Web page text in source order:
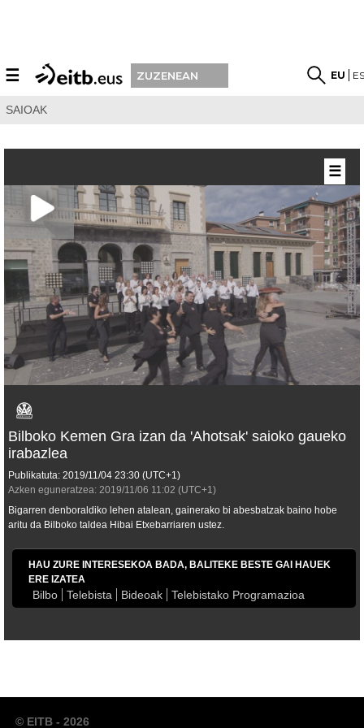
☰ ZUZENEAN EU
SAIOAK
Bilboko Kemen Gra izan da 'Ahotsak' saioko gaueko
irabazlea
Publikatuta: 2019/11/04 23:30 (UTC+1)
Azken eguneratzea: 2019/11/06 11:02 (UTC+1)
Bigarren denboraldiko lehen atalean, gainerako bi abesbatzak baino hobe
aritu da Bilboko taldea Hibai Etxebarriaren ustez.
HAU ZURE INTERESEKOA BADA, BALITEKE BESTE GAI HAUEK
ERE IZATEA
Bilbo Telebista Bideoak Telebistako Programazioa
☰
© EITB - 2026